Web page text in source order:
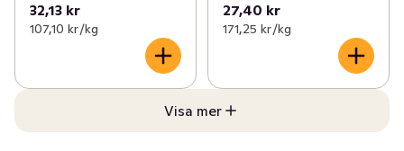
32,13 kr
107,10 kr /kg
27,40 kr
171,25 kr /kg
Visa mer